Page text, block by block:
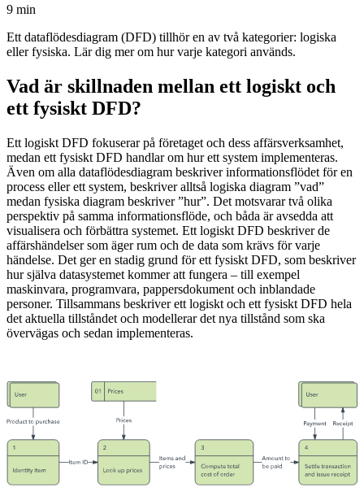
9 min
Ett dataflödesdiagram (DFD) tillhör en av två kategorier: logiska
eller fysiska. Lär dig mer om hur varje kategori används.
Vad är skillnaden mellan ett logiskt och
ett fysiskt DFD?
Ett logiskt DFD fokuserar på företaget och dess affärsverksamhet,
medan ett fysiskt DFD handlar om hur ett system implementeras.
Även om alla dataflödesdiagram beskriver informationsflödet för en
process eller ett system, beskriver alltså logiska diagram ”vad”
medan fysiska diagram beskriver ”hur”. Det motsvarar två olika
perspektiv på samma informationsflöde, och båda är avsedda att
visualisera och förbättra systemet. Ett logiskt DFD beskriver de
affärshändelser som äger rum och de data som krävs för varje
händelse. Det ger en stadig grund för ett fysiskt DFD, som beskriver
hur själva datasystemet kommer att fungera – till exempel
maskinvara, programvara, pappersdokument och inblandade
personer. Tillsammans beskriver ett logiskt och ett fysiskt DFD hela
det aktuella tillståndet och modellerar det nya tillstånd som ska
övervägas och sedan implementeras.